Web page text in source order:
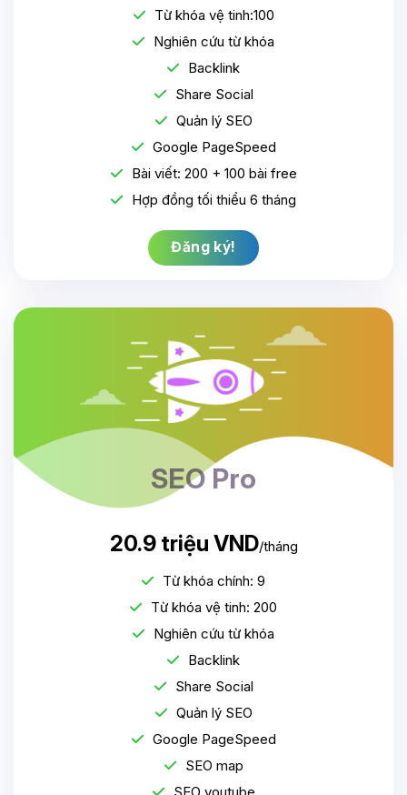
Từ khóa vệ tinh:100
Nghiên cứu từ khóa
Backlink
Share Social
Quản lý SEO
Google PageSpeed
Bài viết: 200 + 100 bài free
Hợp đồng tối thiểu 6 tháng
Đăng ký!
SEO Pro
20.9 triệu VND/tháng
Từ khóa chính: 9
Từ khóa vệ tinh: 200
Nghiên cứu từ khóa
Backlink
Share Social
Quản lý SEO
Google PageSpeed
SEO map